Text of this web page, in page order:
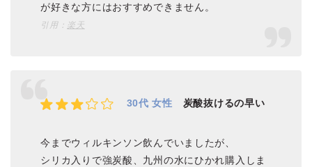
が好きな方にはおすすめできません。
引用： 楽天
30代 女性 炭酸抜けるの早い
今までウィルキンソン飲んでいましたが、
シリカ入りで強炭酸、九州の水にひかれ購入しま